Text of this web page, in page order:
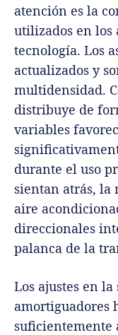
atención es la
utilizados en los
tecnología. Los
actualizados y
multidensidad.
distribuye de
variables
durante el uso
sientan atrás, la
aire
direccionales
palanca de la
Los ajustes en
amortiguadores
suficientemente